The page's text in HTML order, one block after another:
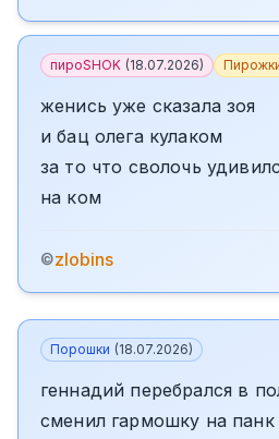
пироSHOK (18.07.2026)
женись уже сказала зоя
и бац олега кулаком
за то что сволочь
на ком
©zlobins
Порошки (18.07.2026)
геннадий перебрался в
сменил гармошку на панк